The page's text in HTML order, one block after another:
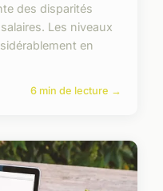
des disparités
Les niveaux
en
6 min de lecture →